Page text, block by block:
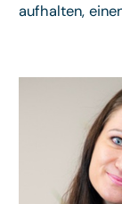
aufhalten,